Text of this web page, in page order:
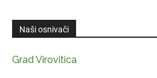
Naši osnivači
Grad Virovitica